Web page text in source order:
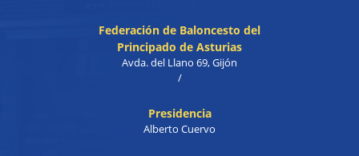
Federación de Baloncesto del
Principado de Asturias
Avda. del Llano 69, Gijón
/
Presidencia
Alberto Cuervo